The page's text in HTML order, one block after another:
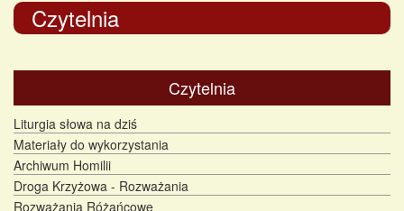
Czytelnia
Czytelnia
Liturgia słowa na dziś
Materiały do wykorzystania
Archiwum Homilii
Droga Krzyżowa - Rozważania
Rozważania Różańcowe